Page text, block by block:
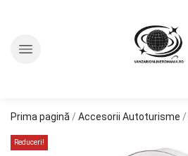
Prima pagină / Accesorii Autoturisme /
Reduceri!